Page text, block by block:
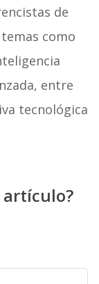
de
como
entre
tecnológica
artículo?